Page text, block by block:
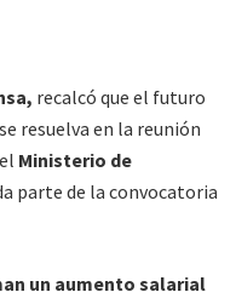
recalcó que el futuro
resuelva en la reunión
Ministerio de
parte de la convocatoria
un aumento salarial